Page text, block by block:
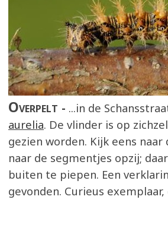
Overpelt ...in de
aurelia. De vlinder is op
gezien worden. Kijk eens
naar de segmentjes opzij;
buiten te piepen. Een
gevonden. Curieus exemplaar,